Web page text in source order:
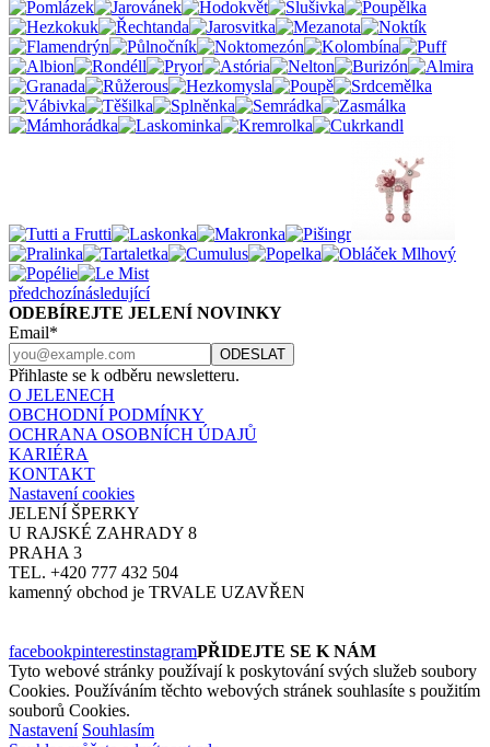
předchozínásledující
ODEBÍREJTE JELENÍ NOVINKY
Email*
Přihlaste se k odběru newsletteru.
O JELENECH
OBCHODNÍ PODMÍNKY
OCHRANA OSOBNÍCH ÚDAJŮ
KARIÉRA
KONTAKT
Nastavení cookies
JELENÍ ŠPERKY
U RAJSKÉ ZAHRADY 8
PRAHA 3
TEL. +420 777 432 504
kamenný obchod je TRVALE UZAVŘEN
facebookpinterestinstagramPŘIDEJTE SE K NÁM
Tyto webové stránky používají k poskytování svých služeb soubory
Cookies. Používáním těchto webových stránek souhlasíte s použitím
souborů Cookies.
Nastavení Souhlasím